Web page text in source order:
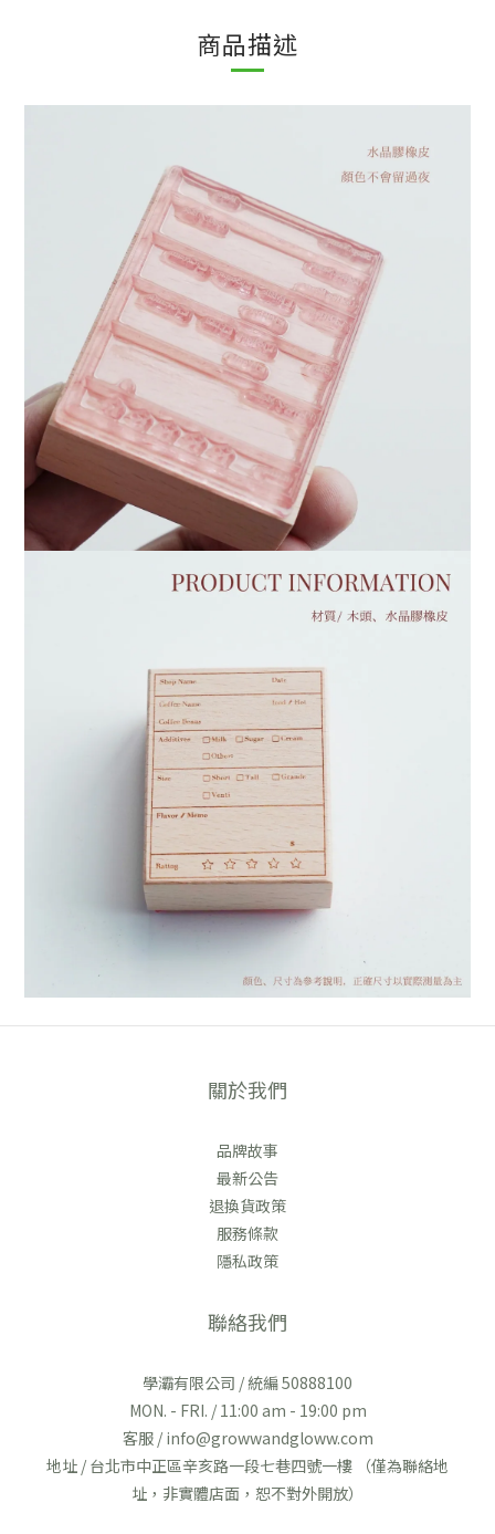
商品描述
關於我們
品牌故事
最新公告
退換貨政策
服務條款
隱私政策
聯絡我們
學灞有限公司 / 統編 50888100
MON. - FRI. / 11:00 am - 19:00 pm
客服 / info@growwandgloww.com
地址 / 台北市中正區辛亥路一段七巷四號一樓 （僅為聯絡地
址，非實體店面，恕不對外開放）